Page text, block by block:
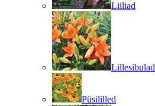
Liiliad
Lillesibulad
Püsililled